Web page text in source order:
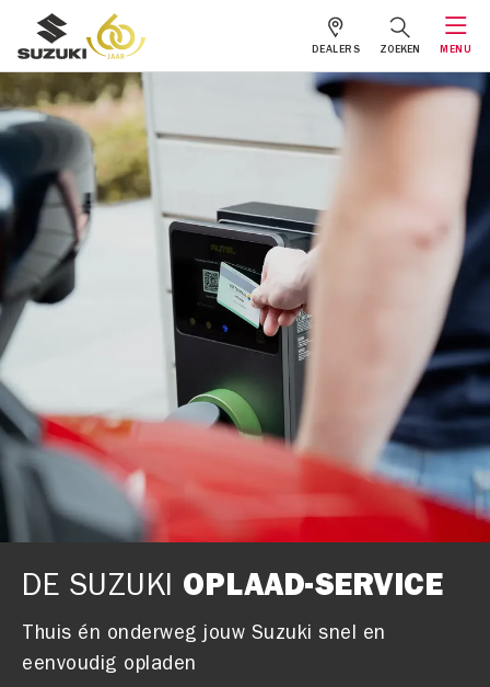
DEALERS ZOEKEN MENU
DE SUZUKI OPLAAD-SERVICE
Thuis én onderweg jouw Suzuki snel en
eenvoudig opladen